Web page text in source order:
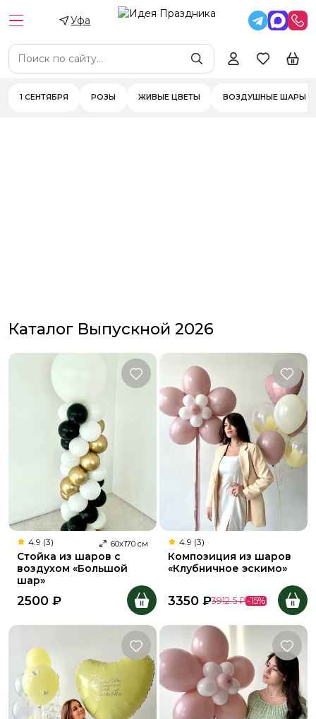
Уфа
1 СЕНТЯБРЯ РОЗЫ ЖИВЫЕ ЦВЕТЫ ВОЗДУШНЫЕ ШАРЫ
Фильтры Цена Цветы Цветы в составе
Каталог Выпускной 2026
4.9 (3) 60х170 см
Стойка из шаров с
воздухом «Большой
шар»
2500 ₽
4.9 (3)
Композиция из шаров
«Клубничное эскимо»
3350 ₽3912.5 ₽-15%